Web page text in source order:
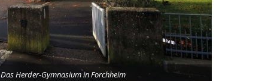
Das Herder-Gymnasium in Forchheim